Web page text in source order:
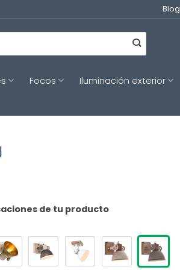
Blog
Focos
Iluminación exterior
de tu producto